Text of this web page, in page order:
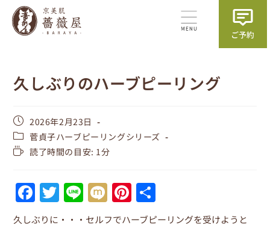
久しぶりのハーブピーリング
2026年2月23日
菅貞子ハーブピーリングシリーズ
読了時間の目安: 1分
F
a
T
w
Li
n
M
ix
Pi
nt有
久しぶりに・・・セルフでハーブピーリングを受けようと